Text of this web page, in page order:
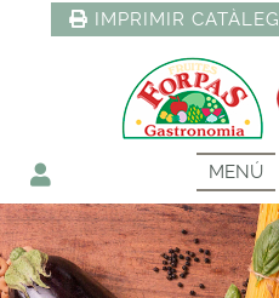
IMPRIMIR CATÀLEG
MENÚ